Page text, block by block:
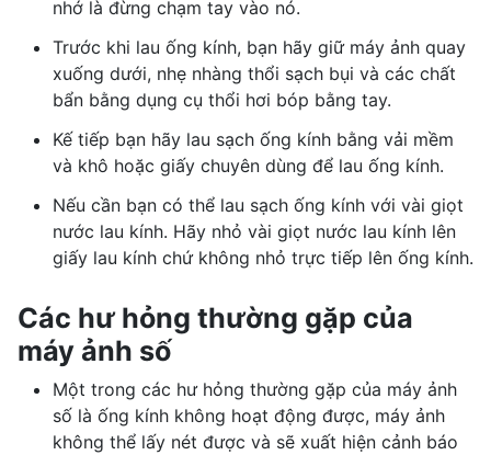
nhớ là đừng chạm tay vào nó.
Trước khi lau ống kính, bạn hãy giữ máy ảnh quay
xuống dưới, nhẹ nhàng thổi sạch bụi và các chất
bẩn bằng dụng cụ thổi hơi bóp bằng tay.
Kế tiếp bạn hãy lau sạch ống kính bằng vải mềm
và khô hoặc giấy chuyên dùng để lau ống kính.
Nếu cần bạn có thể lau sạch ống kính với vài giọt
nước lau kính. Hãy nhỏ vài giọt nước lau kính lên
giấy lau kính chứ không nhỏ trực tiếp lên ống kính.
Các hư hỏng thường gặp của
máy ảnh số
Một trong các hư hỏng thường gặp của máy ảnh
số là ống kính không hoạt động được, máy ảnh
không thể lấy nét được và sẽ xuất hiện cảnh báo